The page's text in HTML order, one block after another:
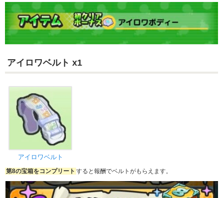
アイロワベルト x1
アイロワベルト
第8の宝箱をコンプリート すると報酬でベルトがもらえます。